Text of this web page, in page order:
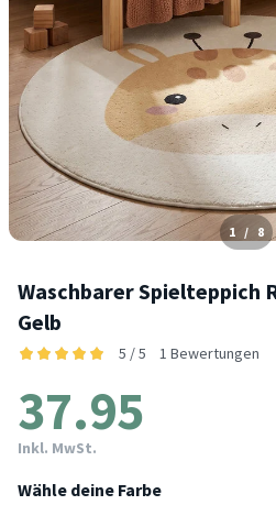
1 / 8
Waschbarer Spielteppich
Gelb
5 / 5 1 Bewertungen
37.95
Inkl. MwSt.
Wähle deine Farbe